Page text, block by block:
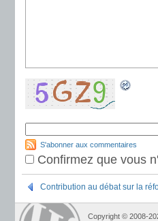
S'abonner aux commentaires
Confirmez que vous
Contribution au débat sur la
Copyright © 2008-